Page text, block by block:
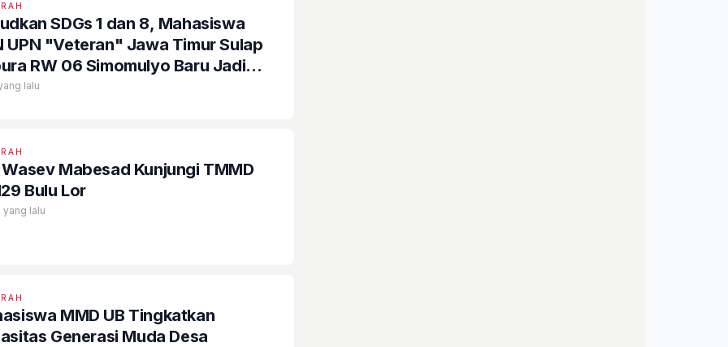
SDGs 1 dan 8, Mahasiswa
UPN "Veteran" Jawa Timur Sulap
RW 06 Simomulyo Baru Jadi
Publik Bernilai Ekonomi
lalu
Mabesad Kunjungi TMMD
Bulu Lor
yang lalu
MMD UB Tingkatkan
Generasi Muda Desa